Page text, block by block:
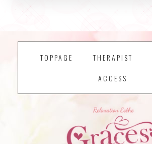
TOPPAGE THERAPIST
ACCESS